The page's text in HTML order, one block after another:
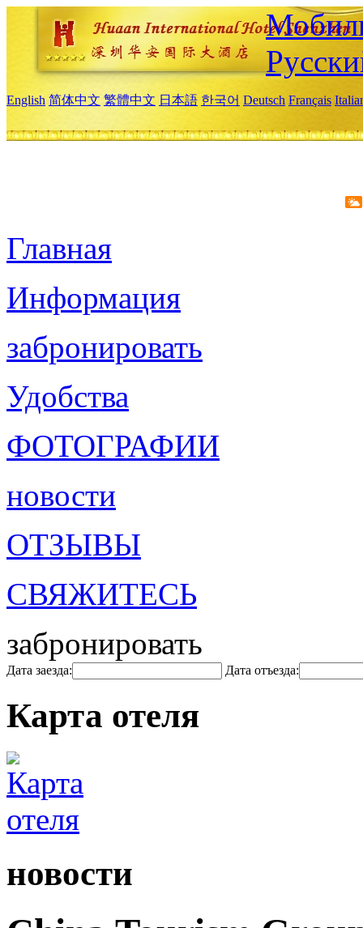
English 简体中文 繁體中文 日本語 한국어 Deutsch Français
Главная
Информация
забронировать
Удобства
ФОТОГРАФИИ
новости
ОТЗЫВЫ
СВЯЖИТЕСЬ
забронировать
Дата заезда: Дата отъезда:
Карта отеля
новости